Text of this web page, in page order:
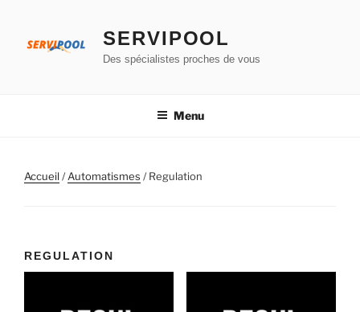
contenu
SERVIPOOL
Des spécialistes proches de vous
Menu
Accueil/Automatismes / Regulation
REGULATION